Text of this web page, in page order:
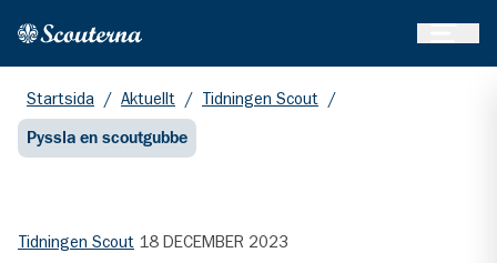
Hem
Startsida / Aktuellt / Tidningen Scout /
Pyssla en scoutgubbe
Tidningen Scout 18 DECEMBER 2023